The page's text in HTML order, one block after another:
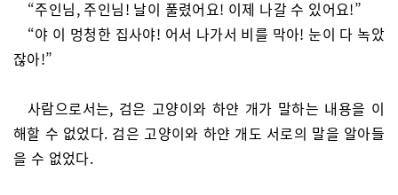
“주인님, 주인님! 날이 풀렸어요! 이제 나갈 수 있어요!”
“야 이 멍청한 집사야! 어서 나가서 비를 막아! 눈이 다 녹았
잖아!”
사람으로서는, 검은 고양이와 하얀 개가 말하는 내용을 이
해할 수 없었다. 검은 고양이와 하얀 개도 서로의 말을 알아들
을 수 없었다.